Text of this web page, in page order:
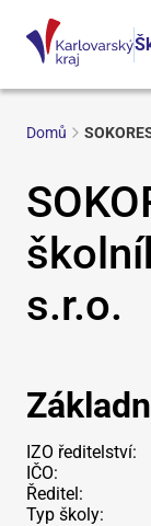
Domů
s.r.o.
IZO ředitelství:
IČO:
Ředitel:
Typ školy: